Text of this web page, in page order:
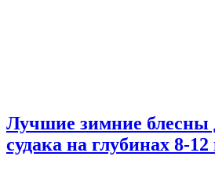
Лучшие зимние блесны
судака на глубинах 8-